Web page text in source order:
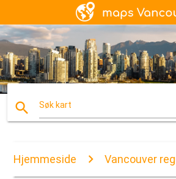
search Søk kart
Hjemmeside Vancouver